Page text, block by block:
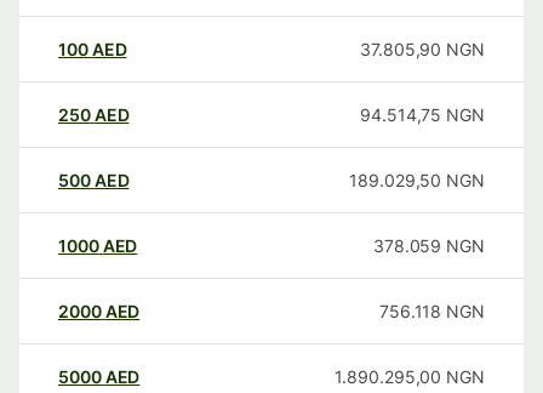
100AED 37.805,90 NGN
250AED 94.514,75 NGN
500AED 189.029,50 NGN
1000AED 378.059 NGN
2000AED 756.118 NGN
5000AED 1.890.295,00 NGN